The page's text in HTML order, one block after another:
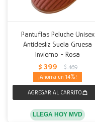
Pantuflas Peluche Unisex
Antidesliz Suela Gruesa
Invierno - Rosa
$ 399 $ 469
14
LLEGA HOY MVD